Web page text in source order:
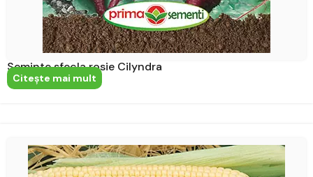
Seminte sfecla rosie Cilyndra
Citeşte mai mult